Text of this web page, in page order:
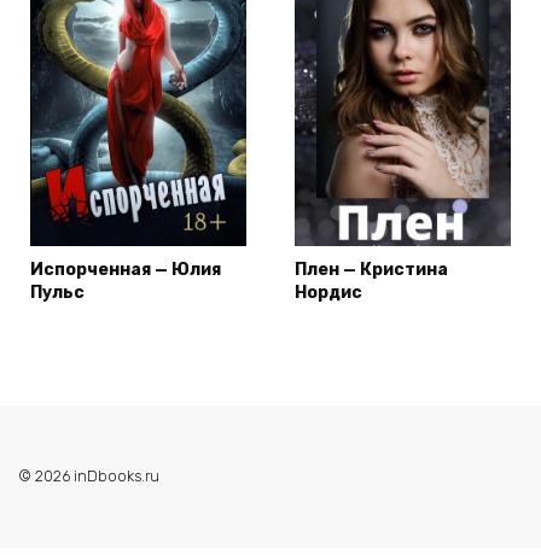
Испорченная — Юлия
Пульс
Плен — Кристина
Нордис
© 2026 inDbooks.ru